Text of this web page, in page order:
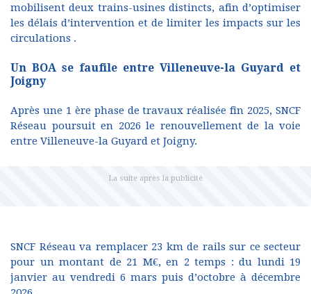
mobilisent deux trains-usines distincts, afin d’optimiser
les délais d’intervention et de limiter les impacts sur les
circulations .
Un BOA se faufile entre Villeneuve-la Guyard et
Joigny
Après une 1 ère phase de travaux réalisée fin 2025, SNCF
Réseau poursuit en 2026 le renouvellement de la voie
entre Villeneuve-la Guyard et Joigny.
SNCF Réseau va remplacer 23 km de rails sur ce secteur
pour un montant de 21 M€, en 2 temps : du lundi 19
janvier au vendredi 6 mars puis d’octobre à décembre